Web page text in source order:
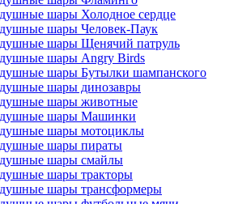
шары Холодное сердце
шары Человек-Паук
шары Щенячий патруль
шары Angry Birds
шары Бутылки шампанского
шары динозавры
шары животные
шары Машинки
шары мотоциклы
шары пираты
шары смайлы
шары тракторы
шары трансформеры